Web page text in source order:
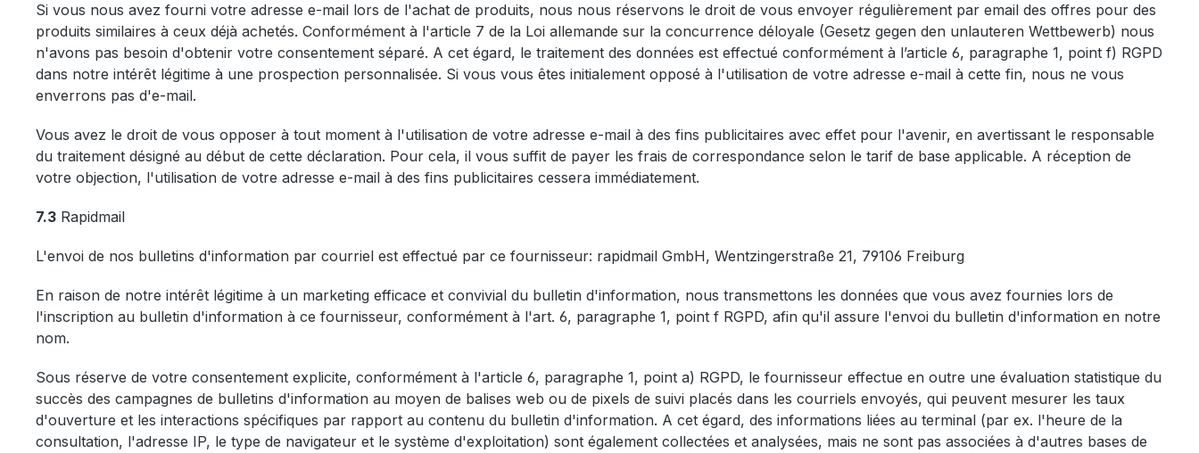
Si vous nous avez fourni votre adresse e-mail lors de l'achat de produits, nous nous réservons le droit de vous envoyer régulièrement par email des offres pour des
produits similaires à ceux déjà achetés. Conformément à l'article 7 de la Loi allemande sur la concurrence déloyale (Gesetz gegen den unlauteren Wettbewerb) nous
n'avons pas besoin d'obtenir votre consentement séparé. A cet égard, le traitement des données est effectué conformément à l’article 6, paragraphe 1, point f) RGPD
dans notre intérêt légitime à une prospection personnalisée. Si vous vous êtes initialement opposé à l'utilisation de votre adresse e-mail à cette fin, nous ne vous
enverrons pas d'e-mail.
Vous avez le droit de vous opposer à tout moment à l'utilisation de votre adresse e-mail à des fins publicitaires avec effet pour l'avenir, en avertissant le responsable
du traitement désigné au début de cette déclaration. Pour cela, il vous suffit de payer les frais de correspondance selon le tarif de base applicable. A réception de
votre objection, l'utilisation de votre adresse e-mail à des fins publicitaires cessera immédiatement.
7.3 Rapidmail
L'envoi de nos bulletins d'information par courriel est effectué par ce fournisseur: rapidmail GmbH, Wentzingerstraße 21, 79106 Freiburg
En raison de notre intérêt légitime à un marketing efficace et convivial du bulletin d'information, nous transmettons les données que vous avez fournies lors de
l'inscription au bulletin d'information à ce fournisseur, conformément à l'art. 6, paragraphe 1, point f RGPD, afin qu'il assure l'envoi du bulletin d'information en notre
nom.
Sous réserve de votre consentement explicite, conformément à l'article 6, paragraphe 1, point a) RGPD, le fournisseur effectue en outre une évaluation statistique du
succès des campagnes de bulletins d'information au moyen de balises web ou de pixels de suivi placés dans les courriels envoyés, qui peuvent mesurer les taux
d'ouverture et les interactions spécifiques par rapport au contenu du bulletin d'information. A cet égard, des informations liées au terminal (par ex. l'heure de la
consultation, l'adresse IP, le type de navigateur et le système d'exploitation) sont également collectées et analysées, mais ne sont pas associées à d'autres bases de